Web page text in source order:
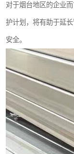
对于烟台地区的企业
护计划，将有助于延
安全。